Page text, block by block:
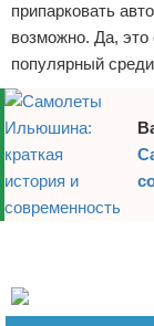
припарковать
возможно. Да, это
популярный среди